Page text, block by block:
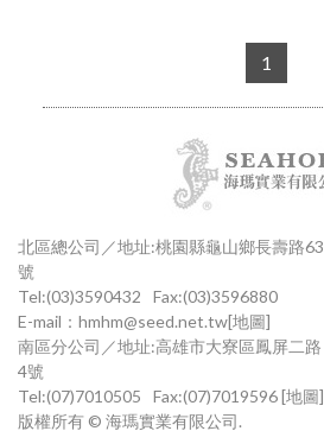
1
北區總公司／地址:桃園縣龜山鄉長壽路63
號
Tel:(03)3590432
Fax:(03)3596880
E-mail： hmhm@seed.net.tw[地圖]
南區分公司／地址:高雄市大寮區鳳屏二路
4號
Tel:(07)7010505
Fax:(07)7019596[地圖]
版權所有 © 海瑪實業有限公司.